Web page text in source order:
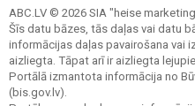
ABC.LV © 2026 SIA "heise
Šīs datu bāzes, tās daļas vai datu
informācijas daļas pavairošana vai
aizliegta. Tāpat arī ir aizliegta
Portālā izmantota informācija no
(bis.gov.lv).